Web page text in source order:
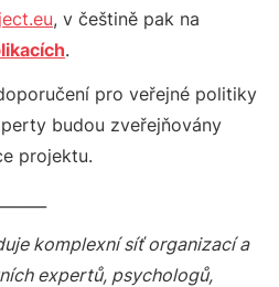
, v češtině pak na
.
pro veřejné politiky
budou zveřejňovány
projektu.
komplexní síť organizací a
expertů, psychologů,